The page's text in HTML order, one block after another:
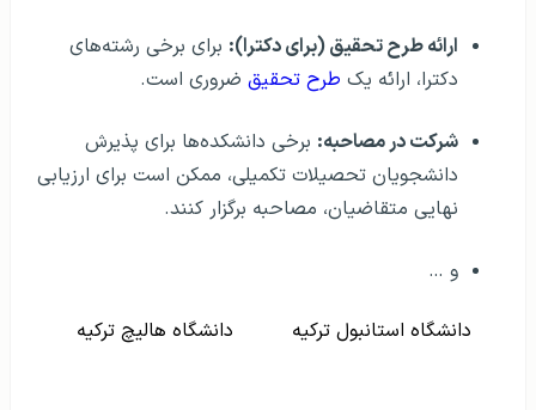
ارائه طرح تحقیق (برای دکترا): برای برخی رشته‌های
دکترا، ارائه یک طرح تحقیق ضروری است.
شرکت در مصاحبه: برخی دانشکده‌ها برای پذیرش
دانشجویان تحصیلات تکمیلی، ممکن است برای ارزیابی
نهایی متقاضیان، مصاحبه برگزار کنند.
و …
دانشگاه استانبول ترکیه دانشگاه هالیچ ترکیه